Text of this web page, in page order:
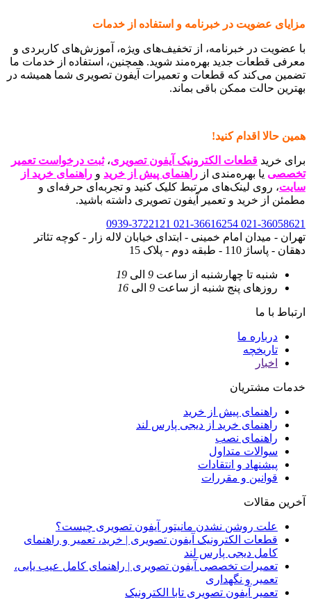
مزایای عضویت در خبرنامه و استفاده از خدمات
با عضویت در خبرنامه، از تخفیف‌های ویژه، آموزش‌های کاربردی و
معرفی قطعات جدید بهره‌مند شوید. همچنین، استفاده از خدمات ما
تضمین می‌کند که قطعات و تعمیرات آیفون تصویری شما همیشه در
بهترین حالت ممکن باقی بماند.
همین حالا اقدام کنید!
برای خرید قطعات الکترونیک آیفون تصویری،ثبت درخواست تعمیر
تخصصی یا بهره‌مندی از راهنمای پیش از خرید و راهنمای خرید از
سایت، روی لینک‌های مرتبط کلیک کنید و تجربه‌ای حرفه‌ای و
مطمئن از خرید و تعمیر آیفون تصویری داشته باشید.
021-36058621
021-36616254
0939-3722121
تهران - میدان امام خمینی - ابتدای خیابان لاله زار - کوچه تئاتر
دهقان - پاساژ 110 - طبقه دوم - پلاک 15
شنبه تا چهارشنبه از ساعت 9 الی 19
روزهای پنج شنبه از ساعت 9 الی 16
ارتباط با ما
درباره ما
تاریخچه
اخبار
خدمات مشتریان
راهنمای پیش از خرید
راهنمای خرید از دیجی پارس لند
راهنمای نصب
سوالات متداول
پیشنهاد و انتقادات
قوانین و مقررات
آخرین مقالات
علت روشن نشدن مانیتور آیفون تصویری چیست؟
قطعات الکترونیک آیفون تصویری | خرید، تعمیر و راهنمای
کامل دیجی پارس لند
تعمیرات تخصصی آیفون تصویری | راهنمای کامل عیب یابی،
تعمیر و نگهداری
تعمیر آیفون تصویری تابا الکترونیک